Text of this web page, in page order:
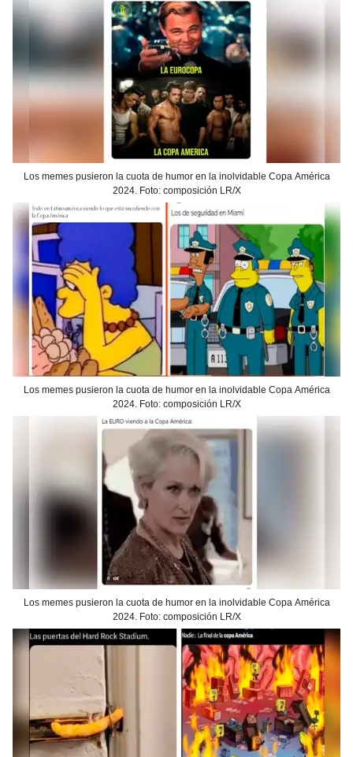
Los memes pusieron la cuota de humor en la inolvidable Copa América
2024. Foto: composición LR/X
Los memes pusieron la cuota de humor en la inolvidable Copa América
2024. Foto: composición LR/X
Los memes pusieron la cuota de humor en la inolvidable Copa América
2024. Foto: composición LR/X